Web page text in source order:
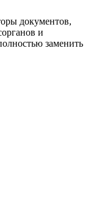
документов,
и
заменить